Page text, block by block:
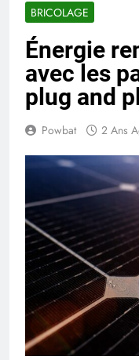
BRICOLAGE
Énergie
avec les
plug and
Powbat 2 Ans